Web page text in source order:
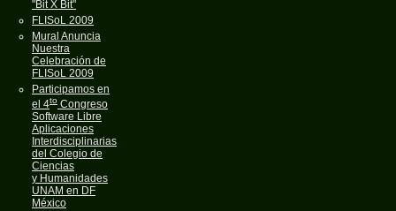
"Bit X Bit"
FLISoL 2009
Mural Anuncia
Nuestra
Celebración de
FLISoL 2009
Participamos en
el 4to Congreso
Software Libre
Aplicaciones
Interdisciplinarias
del Colegio de
Ciencias
y Humanidades
UNAM en DF
México